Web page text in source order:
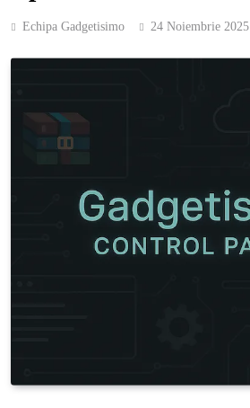
Echipa Gadgetisimo 24 Noiembrie 2025